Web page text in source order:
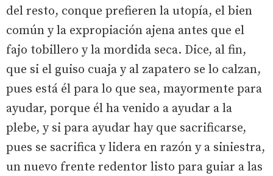
del resto, conque prefieren la utopía, el bien
común y la expropiación ajena antes que el
fajo tobillero y la mordida seca. Dice, al fin,
que si el guiso cuaja y al zapatero se lo calzan,
pues está él para lo que sea, mayormente para
ayudar, porque él ha venido a ayudar a la
plebe, y si para ayudar hay que sacrificarse,
pues se sacrifica y lidera en razón y a siniestra,
un nuevo frente redentor listo para guiar a las